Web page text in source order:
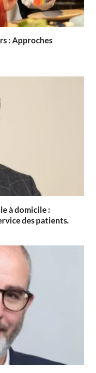
: Approches
à domicile :
des patients.